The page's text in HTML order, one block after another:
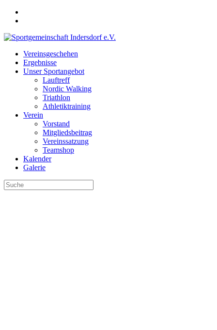
Vereinsgeschehen
Ergebnisse
Unser Sportangebot
Lauftreff
Nordic Walking
Triathlon
Athletiktraining
Verein
Vorstand
Mitgliedsbeitrag
Vereinssatzung
Teamshop
Kalender
Galerie